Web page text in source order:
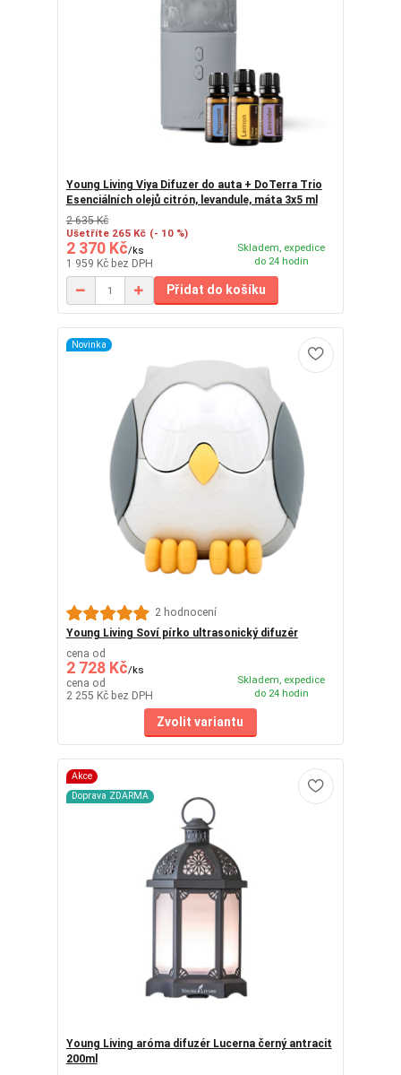
Young Living Viya Difuzer do auta + DoTerra Trio
Esenciálních olejů citrón, levandule, máta 3x5 ml
2 635 Kč
Ušetříte 265 Kč (- 10 %)
2 370 Kč/ks
1 959 Kč bez DPH
Skladem, expedice
do 24 hodin
Přidat do košíku
Novinka
2 hodnocení
Young Living Soví pírko ultrasonický difuzér
cena od
2 728 Kč/ks
cena od
2 255 Kč bez DPH
Skladem, expedice
do 24 hodin
Zvolit variantu
Akce
Doprava ZDARMA
Young Living aróma difuzér Lucerna černý antracit
200ml